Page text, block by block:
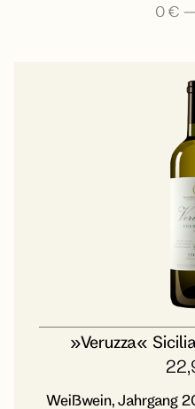
0 €
»Veruzza«
Weißwein, Jahrgang